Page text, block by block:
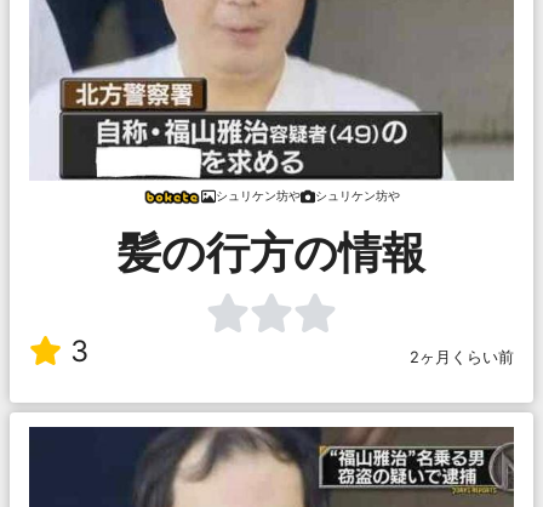
シュリケン坊や シュリケン坊や
髪の行方の情報
3 2ヶ月くらい前